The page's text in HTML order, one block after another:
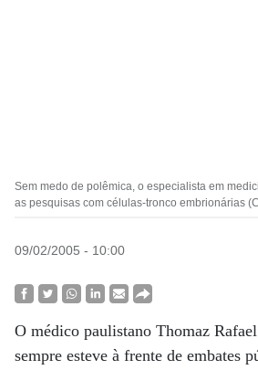
Sem medo de polêmica, o especialista em
as pesquisas com células-tronco embrionárias
09/02/2005 - 10:00
O médico paulistano Thomaz
sempre esteve à frente de embates